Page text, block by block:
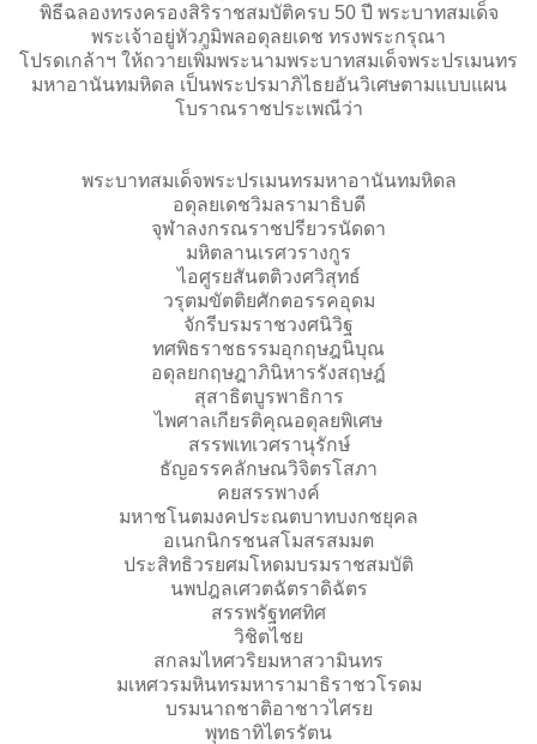
พิธีฉลองทรงครองสิริราชสมบัติครบ 50 ปี พระบาทสมเด็จ
พระเจ้าอยู่หัวภูมิพลอดุลยเดช ทรงพระกรุณา
โปรดเกล้าฯ ให้ถวายเพิ่มพระนามพระบาทสมเด็จพระปรเมนทร
มหาอานันทมหิดล เป็นพระปรมาภิไธยอันวิเศษตามแบบแผน
โบราณราชประเพณีว่า
พระบาทสมเด็จพระปรเมนทรมหาอานันทมหิดล
อดุลยเดชวิมลรามาธิบดี
จุฬาลงกรณราชปรียวรนัดดา
มหิตลานเรศวรางกูร
ไอศูรยสันตติวงศวิสุทธ์
วรุตมขัตติยศักตอรรคอุดม
จักรีบรมราชวงศนิวิฐ
ทศพิธราชธรรมอุกฤษฎนิบุณ
อดุลยกฤษฎาภินิหารรังสฤษฎ์
สุสาธิตบูรพาธิการ
ไพศาลเกียรติคุณอดุลยพิเศษ
สรรพเทเวศรานุรักษ์
ธัญอรรคลักษณวิจิตรโสภา
คยสรรพางค์
มหาชโนตมงคประณตบาทบงกชยุคล
อเนกนิกรชนสโมสรสมมต
ประสิทธิวรยศมโหดมบรมราชสมบัติ
นพปฎลเศวตฉัตราดิฉัตร
สรรพรัฐทศทิศ
วิชิตไชย
สกลมไหศวริยมหาสวามินทร
มเหศวรมหินทรมหารามาธิราชวโรดม
บรมนาถชาติอาชาวไศรย
พุทธาทิไตรรัตน